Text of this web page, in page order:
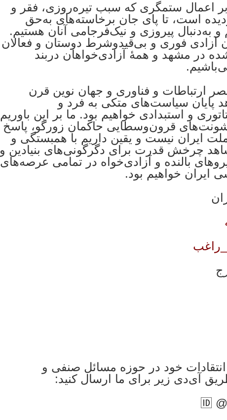
اعمال ستمگری که سبب تیره‌روزی، فقر و
است، تا پای جان برخاسته‌های به‌حق
و به‌دنبال پیروزی و نیک‌فرجامی آنان هستیم.
آزادی فوری و بی‌قیدوشرط دوستان و فعالان
در مشهد و همهٔ آزادی‌خواهان دربند
ارتباطات و فناوری و جهان نوین قرن
پایان سیاست‌های متکی به فرد و
و استبدادی خواهیم بود. ما بر این باوریم
قرون‌وسطایی حاکمان زورگو، پاسخ
ایران نیست و یقین داریم با همبستگی و
شاهد چرخش قدرت برای دگرگونی‌های بنیادین و
بالنده و آزادی‌خواه در تمامی عرصه‌های
ایران خواهیم بود.
انتقادات خود در حوزه مسائل صنفی و
آی‌دی زیر برای ما ارسال کنید:
🆔